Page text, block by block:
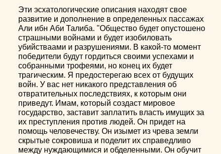
Эти эсхатологические описания находят свое
развитие и дополнение в определенных пассажах
Али ибн Аби Талиба. "Общество будет опустошено
страшными войнами и будет изобиловать
убийстваами и разрушениями. В какой-то момент
победители будут гордиться своими успехами и
собранными трофеями, но конец их будет
трагическим. Я предостерегаю всех от будущих
войн. У вас нет никакого представления об
отвратительных последствиях, к которым они
приведут. Имам, который создаст мировое
государство, заставит заплатить власть имущих за
их преступления против людей. Он придет на
помощь человечеству. Он изымет из чрева земли
скрытые сокровиша и поделит их справедливо
между нуждающимися и обделенными. Он обучит